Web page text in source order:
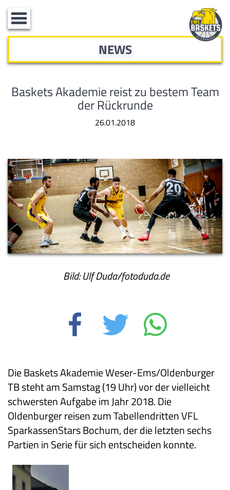
Toggle
navigation
NEWS
Baskets Akademie reist zu bestem Team
der Rückrunde
26.01.2018
Bild: Ulf Duda/fotoduda.de
Die Baskets Akademie Weser-Ems/Oldenburger
TB steht am Samstag (19 Uhr) vor der vielleicht
schwersten Aufgabe im Jahr 2018. Die
Oldenburger reisen zum Tabellendritten VFL
SparkassenStars Bochum, der die letzten sechs
Partien in Serie für sich entscheiden konnte.